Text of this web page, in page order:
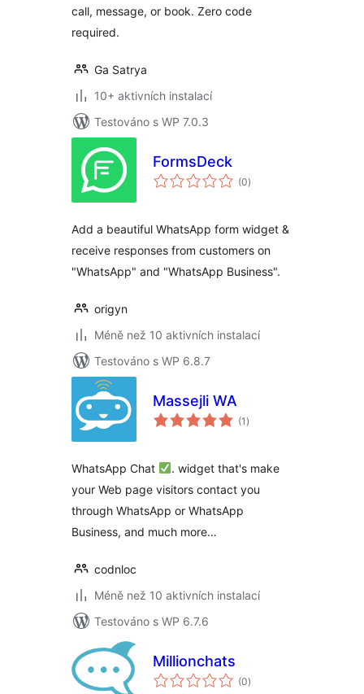
call, message, or book. Zero code
required.
Ga Satrya
10+ aktivních instalací
Testováno s WP 7.0.3
FormsDeck
(0celkové
hodnocení
)
Add a beautiful WhatsApp form widget &
receive responses from customers on
"WhatsApp" and "WhatsApp Business".
origyn
Méně než 10 aktivních instalací
Testováno s WP 6.8.7
Massejli WA
(1 celkové
hodnocení
)
WhatsApp Chat
. widget that's make
your Web page visitors contact you
through WhatsApp or WhatsApp
Business, and much more…
codnloc
Méně než 10 aktivních instalací
Testováno s WP 6.7.6
Millionchats
(0celkové
hodnocení
)